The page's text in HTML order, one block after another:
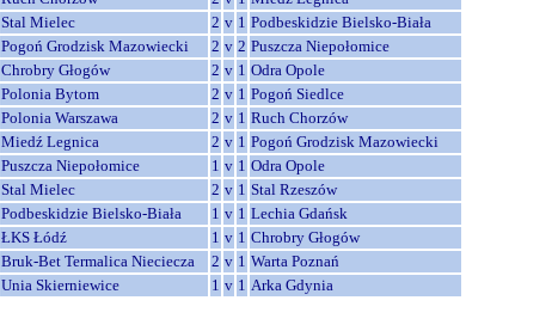
Stal Mielec 2 v 1 Podbeskidzie Bielsko-Biała
Pogoń Grodzisk Mazowiecki 2 v 2 Puszcza Niepołomice
Chrobry Głogów 2 v 1 Odra Opole
Polonia Bytom 2 v 1 Pogoń Siedlce
Polonia Warszawa 2 v 1 Ruch Chorzów
Miedź Legnica 2 v 1 Pogoń Grodzisk Mazowiecki
Puszcza Niepołomice 1 v 1 Odra Opole
Stal Mielec 2 v 1 Stal Rzeszów
Podbeskidzie Bielsko-Biała 1 v 1 Lechia Gdańsk
ŁKS Łódź 1 v 1 Chrobry Głogów
Bruk-Bet Termalica Nieciecza 2 v 1 Warta Poznań
Unia Skierniewice 1 v 1 Arka Gdynia